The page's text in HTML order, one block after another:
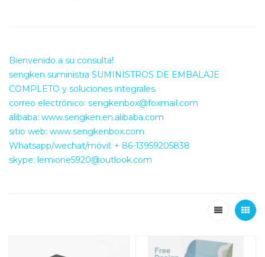
Bienvenido a su consulta!
sengken suministra SUMINISTROS DE EMBALAJE
COMPLETO y soluciones integrales.
correo electrónico: sengkenbox@foxmail.com
alibaba: www.sengken.en.alibaba.com
sitio web: www.sengkenbox.com
Whatsapp/wechat/móvil: + 86-13959205838
skype: lemione5920@outlook.com